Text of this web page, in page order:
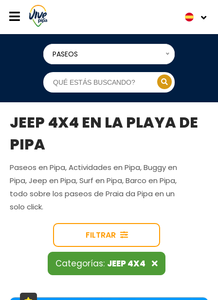
PASEOS
JEEP 4X4 EN LA PLAYA DE
PIPA
Paseos en Pipa, Actividades en Pipa, Buggy en
Pipa, Jeep en Pipa, Surf en Pipa, Barco en Pipa,
todo sobre los paseos de Praia da Pipa en un
solo click.
FILTRAR
Categorías: JEEP 4X4